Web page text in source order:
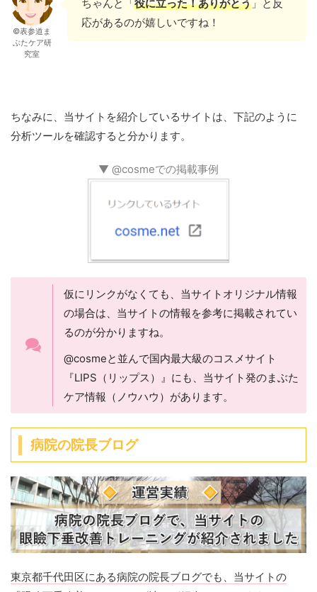
©表参道ま
ぶたケア研
究室
ちゃんと「役に立った！ありがとう 」と反
応があるのが嬉しいですね！
ちなみに、当サイトを紹介しているサイトは、下記のように
分析ツールを確認すると分かります。
▼ @cosmeでの掲載事例
仮にリンクがなくても、当サイトオリジナル情報
の場合は、当サイトの情報を参考に掲載されてい
るのが分かりますね。
@cosmeと並んで国内最大級のコスメサイト
『LIPS（リップス）』にも、当サイト発のまぶた
ケア情報（ノウハウ）があります。
病院の院長ブログ
東京都千代田区にある病院の院長ブログでも、当サイトの